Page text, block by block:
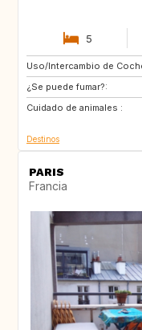
5
Uso/Intercambio de
¿Se puede fumar?:
Cuidado de animales :
DK
SE
BE
Destinos
PARIS
Francia